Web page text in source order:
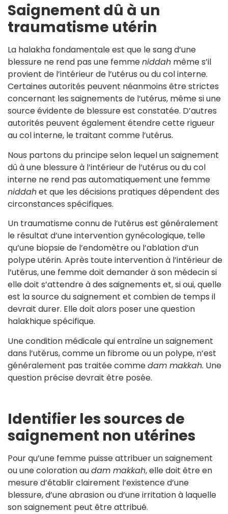
Saignement dû à un
traumatisme utérin
La halakha fondamentale est que le sang d’une
blessure ne rend pas une femmeniddah même s’il
provient de l’intérieur de l’utérus ou du col interne.
Certaines autorités peuvent néanmoins être strictes
concernant les saignements de l’utérus, même si une
source évidente de blessure est constatée. D’autres
autorités peuvent également étendre cette rigueur
au col interne, le traitant comme l’utérus.
Nous partons du principe selon lequel un saignement
dû à une blessure à l’intérieur de l’utérus ou du col
interne ne rend pas automatiquement une femme
niddahet que les décisions pratiques dépendent des
circonstances spécifiques.
Un traumatisme connu de l’utérus est généralement
le résultat d’une intervention gynécologique, telle
qu’une biopsie de l’endomètre ou l’ablation d’un
polype utérin. Après toute intervention à l’intérieur de
l’utérus, une femme doit demander à son médecin si
elle doit s’attendre à des saignements et, si oui, quelle
est la source du saignement et combien de temps il
devrait durer. Elle doit alors poser une question
halakhique spécifique.
Une condition médicale qui entraîne un saignement
dans l’utérus, comme un fibrome ou un polype, n’est
généralement pas traitée commedam makkah. Une
question précise devrait être posée.
Identifier les sources de
saignement non utérines
Pour qu’une femme puisse attribuer un saignement
ou une coloration audam makkah, elle doit être en
mesure d’établir clairement l’existence d’une
blessure, d’une abrasion ou d’une irritation à laquelle
son saignement peut être attribué.